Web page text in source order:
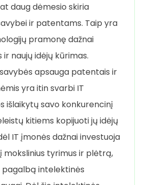
daug dėmesio skiria
ir patentams. Taip yra
pramonę dažnai
naujų idėjų kūrimas.
apsauga patentais ir
yra itin svarbi IT
išlaikytų savo konkurencinį
kitiems kopijuoti jų idėjų
IT įmonės dažnai investuoja
mokslinius tyrimus ir plėtrą,
intelektinės